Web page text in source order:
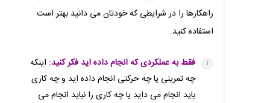
راهکارها را در شرایطی که خودتان می دانید بهتر است
استفاده کنید.
فقط به عملکردی که انجام داده اید فکر کنید: اینکه
چه تمرینی یا چه حرکتی انجام داده اید و چه کاری
باید انجام می داید یا چه کاری را نباید انجام می